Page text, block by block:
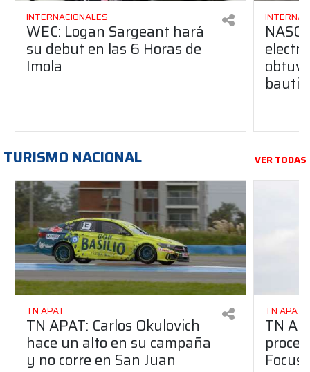
INTERNACIONALES
WEC: Logan Sargeant hará
su debut en las 6 Horas de
Imola
TURISMO NACIONAL VER TODAS
TN APAT
TN APAT: Carlos Okulovich
hace un alto en su campaña
y no corre en San Juan
TN APAT
TN
Focus